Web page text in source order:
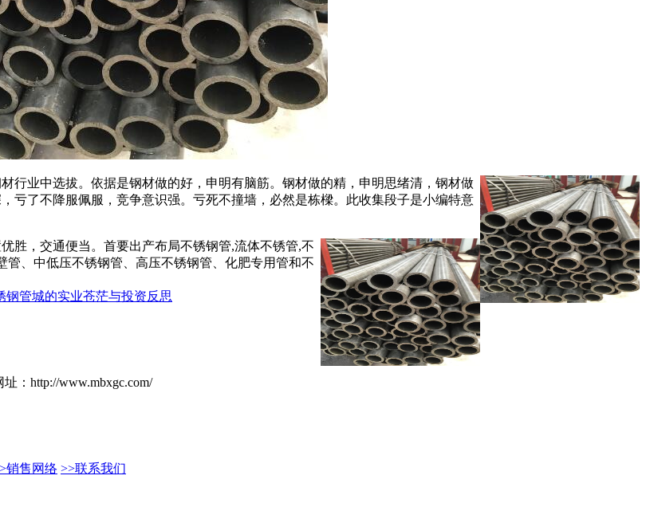
行业中选拔。依据是钢材做的好，申明有脑筋。钢材做的精，申明思绪清，钢材做
亏了不降服佩服，竞争意识强。亏死不撞墙，必然是栋樑。此收集段子是小编特意
胜，交通便当。首要出产布局不锈钢管,流体不锈管,不
、中低压不锈钢管、高压不锈钢管、化肥专用管和不
钢管城的实业苍茫与投资反思
址：http://www.mbxgc.com/
销售网络 >>联系我们